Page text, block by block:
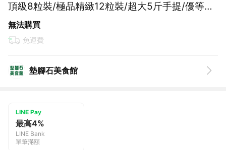
頂級8粒裝/極品精緻12粒裝/超大5斤手提/優等5
斤手提【墊腳石】伴手禮盒 產銷履歷新鮮水果
無法購買
免運費
墊腳石美食館
LINE Pay
最高4%
LINE Bank
單筆滿額